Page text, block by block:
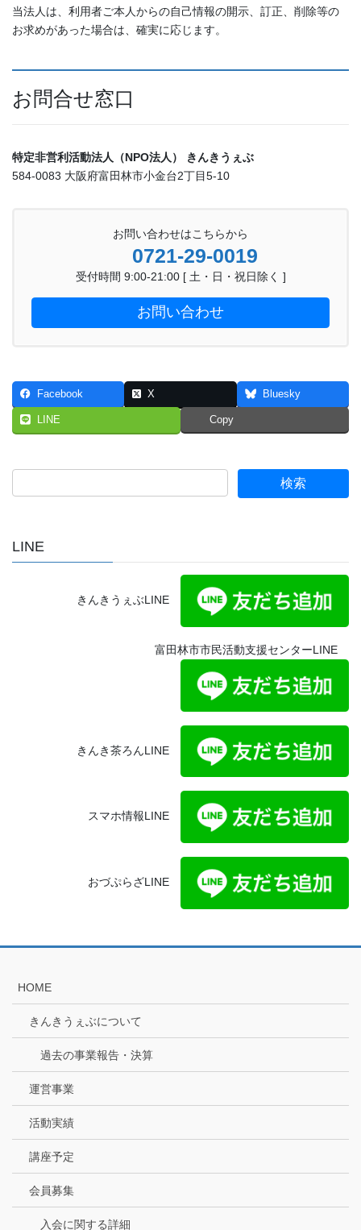
当法人は、利用者ご本人からの自己情報の開示、訂正、削除等の
お求めがあった場合は、確実に応じます。
お問合せ窓口
特定非営利活動法人（NPO法人） きんきうぇぶ
584-0083 大阪府富田林市小金台2丁目5-10
お問い合わせはこちらから
0721-29-0019
受付時間 9:00-21:00 [ 土・日・祝日除く ]
お問い合わせ
Facebook X Bluesky
LINE Copy
LINE
きんきうぇぶLINE
富田林市市民活動支援センターLINE
きんき茶ろんLINE
スマホ情報LINE
おづぷらざLINE
HOME
きんきうぇぶについて
過去の事業報告・決算
運営事業
活動実績
講座予定
会員募集
入会に関する詳細